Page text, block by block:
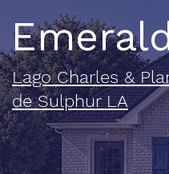
Lago Charles &
de Sulphur LA